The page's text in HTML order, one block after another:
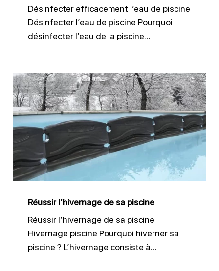
Désinfecter efficacement l’eau de piscine
Désinfecter l’eau de piscine Pourquoi
désinfecter l’eau de la piscine…
Réussir
l’hivernage
de
sa
piscine
Réussir l’hivernage de sa piscine
Réussir l’hivernage de sa piscine
Hivernage piscine Pourquoi hiverner sa
piscine ? L’hivernage consiste à…